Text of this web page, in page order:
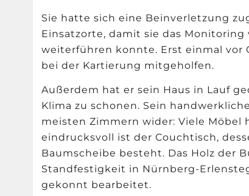
Sie hatte sich eine Beinverletzung
Einsatzorte, damit sie das Monitoring
weiterführen konnte. Erst einmal vor
bei der Kartierung mitgeholfen.
Außerdem hat er sein Haus in Lauf
Klima zu schonen. Sein
meisten Zimmern wider: Viele Möbel
eindrucksvoll ist der Couchtisch,
Baumscheibe besteht. Das Holz der
Standfestigkeit in Nürnberg-
gekonnt bearbeitet.